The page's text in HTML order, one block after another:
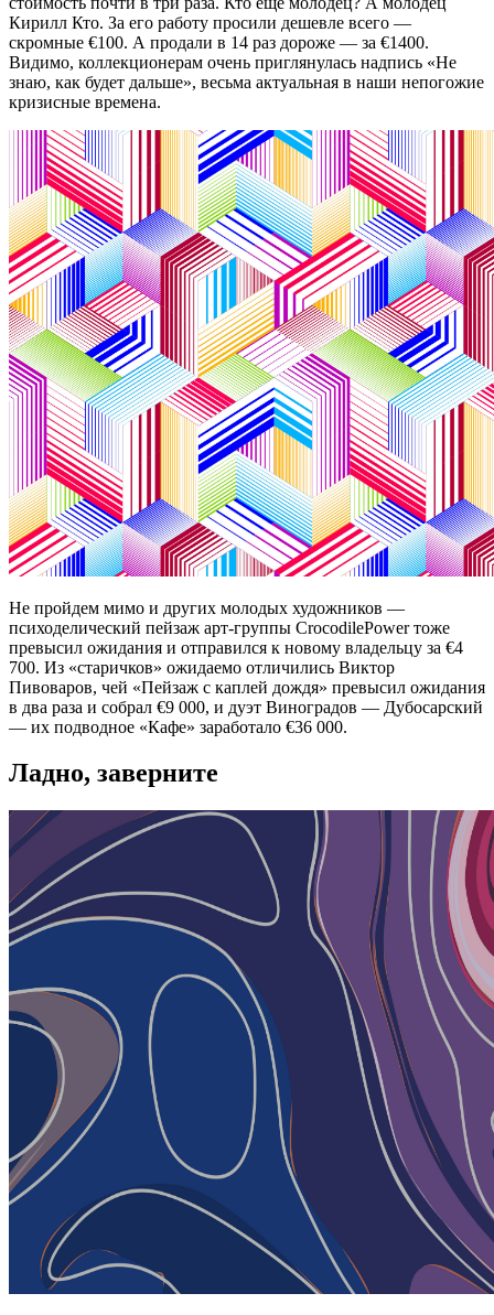
Кирилл Кто. За его работу просили дешевле всего —
скромные €100. А продали в 14 раз дороже — за €1400.
Видимо, коллекционерам очень приглянулась надпись «Не
знаю, как будет дальше», весьма актуальная в наши непогожие
кризисные времена.
Не пройдем мимо и других молодых художников —
психоделический пейзаж арт-группы CrocodilePower тоже
превысил ожидания и отправился к новому владельцу за €4
700. Из «старичков» ожидаемо отличились Виктор
Пивоваров, чей «Пейзаж с каплей дождя» превысил ожидания
в два раза и собрал €9 000, и дуэт Виноградов — Дубосарский
— их подводное «Кафе» заработало €36 000.
Ладно, заверните